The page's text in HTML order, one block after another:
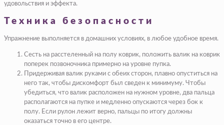
удовольствия и эффекта.
Техника безопасности
Упражнение выполняется в домашних условиях, в любое удобное время.
Сесть на расстеленный на полу коврик, положить валик на коврик
поперек позвоночника примерно на уровне пупка.
Придерживая валик руками с обеих сторон, плавно опуститься на
него так, чтобы дискомфорт был сведен к минимуму. Чтобы
убедиться, что валик расположен на нужном уровне, два пальца
располагаются на пупке и медленно опускаются через бок к
полу. Если рулон лежит верно, пальцы по итогу должны
оказаться точно в его центре.